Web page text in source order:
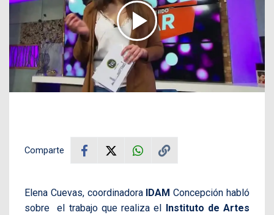
Comparte
Elena Cuevas, coordinadora IDAM Concepción habló
sobre el trabajo que realiza el Instituto de Artes